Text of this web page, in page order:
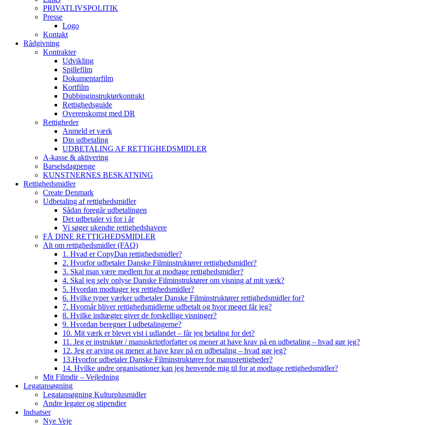
PRIVATLIVSPOLITIK
Presse
Logo
Kontakt
Rådgivning
Kontrakter
Udvikling
Spillefilm
Dokumentarfilm
Kortfilm
Dubbinginstruktørkontrakt
Rettighedsguide
Overenskomst med DR
Rettigheder
Anmeld et værk
Din udbetaling
UDBETALING AF RETTIGHEDSMIDLER
A-kasse & aktivering
Barselsdagpenge
KUNSTNERNES BESKATNING
Rettighedsmidler
Create Denmark
Udbetaling af rettighedsmidler
Sådan foregår udbetalingen
Det udbetaler vi for i år
Vi søger ukendte rettighedshavere
FÅ DINE RETTIGHEDSMIDLER
Alt om rettighedsmidler (FAQ)
1. Hvad er CopyDan rettighedsmidler?
2. Hvorfor udbetaler Danske Filminstruktører rettighedsmidler?
3. Skal man være medlem for at modtage rettighedsmidler?
4. Skal jeg selv oplyse Danske Filminstruktører om visning af mit værk?
5. Hvordan modtager jeg rettighedsmidler?
6. Hvilke typer værker udbetaler Danske Filminstruktører rettighedsmidler for?
7. Hvornår bliver rettighedsmidlerne udbetalt og hvor meget får jeg?
8. Hvilke indtægter giver de forskellige visninger?
9. Hvordan beregner I udbetalingerne?
10. Mit værk er blevet vist i udlandet – får jeg betaling for det?
11. Jeg er instruktør / manuskriptforfatter og mener at have krav på en udbetaling – hvad gør jeg?
12. Jeg er arving og mener at have krav på en udbetaling – hvad gør jeg?
13.Hvorfor udbetaler Danske Filminstruktører for manusrettigheder?
14. Hvilke andre organisationer kan jeg henvende mig til for at modtage rettighedsmidler?
Mit Filmdir – Vejledning
Legatansøgning
Legatansøgning Kulturplusmidler
Andre legater og stipendier
Indsatser
Nye Veje